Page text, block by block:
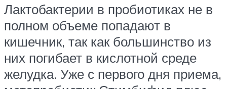
Лактобактерии в пробиотиках не в
полном объеме попадают в
кишечник, так как большинство из
них погибает в кислотной среде
желудка. Уже с первого дня приема,